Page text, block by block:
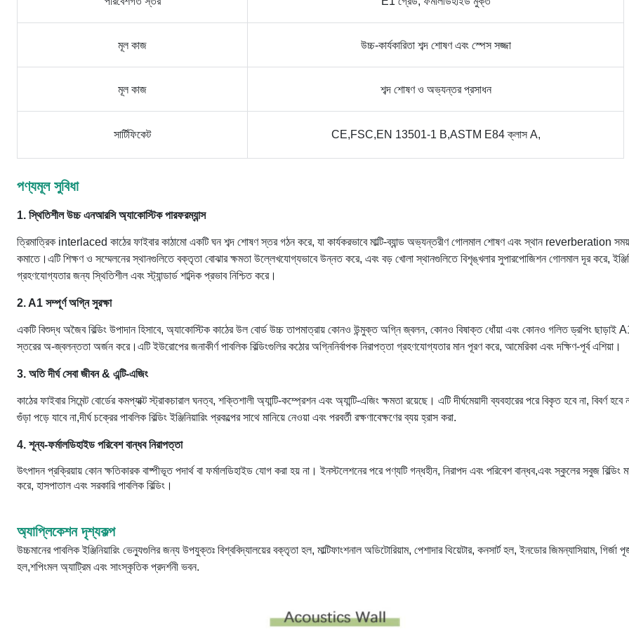
মূল কাজ উচ্চ-কার্যকারিতা শব্দ শোষণ এবং স্পেস সজ্জা
মূল কাজ শব্দ শোষণ ও অভ্যন্তর প্রসাধন
সার্টিফিকেট CE,FSC,EN 13501-1 B,ASTM E84 ক্লাস A,
পণ্যমূল সুবিধা
1. স্থিতিশীল উচ্চ এনআরসি অ্যাকোস্টিক পারফরম্যান্স
ত্রিমাত্রিক interlaced কাঠের ফাইবার কাঠামো একটি ঘন শব্দ শোষণ স্তর গঠন করে, যা কার্যকরভাবে মাল্টি-ব্যান্ড অভ্যন্তরীণ গোলমাল শোষণ এবং স্থান reverberation সময়
কমাতে।এটি শিক্ষণ ও সম্মেলনের স্থানগুলিতে বক্তৃতা বোঝার ক্ষমতা উল্লেখযোগ্যভাবে উন্নত করে, এবং বড় খোলা স্থানগুলিতে বিশৃঙ্খলার সুপারপোজিশন গোলমাল দূর করে,
গ্রহণযোগ্যতার জন্য স্থিতিশীল এবং স্ট্যান্ডার্ড শাব্দিক প্রভাব নিশ্চিত করে।
2. A1 সম্পূর্ণ অগ্নি সুরক্ষা
একটি বিশুদ্ধ অজৈব বিল্ডিং উপাদান হিসাবে, অ্যাকোস্টিক কাঠের উল বোর্ড উচ্চ তাপমাত্রায় কোনও উন্মুক্ত অগ্নি জ্বলন, কোনও বিষাক্ত ধোঁয়া এবং কোনও গলিত ড্রপিং ছাড়াই
স্তরের অ-জ্বলন্ততা অর্জন করে।এটি ইউরোপের জনাকীর্ণ পাবলিক বিল্ডিংগুলির কঠোর অগ্নিনির্বাপক নিরাপত্তা গ্রহণযোগ্যতার মান পূরণ করে, আমেরিকা এবং দক্ষিণ-পূর্ব এশিয়া।
3. অতি দীর্ঘ সেবা জীবন & এন্টি-এজিং
কাঠের ফাইবার সিমেন্ট বোর্ডের কমপ্যাক্ট স্ট্রাকচারাল ঘনত্ব, শক্তিশালী অ্যান্টি-কম্প্রেশন এবং অ্যান্টি-এজিং ক্ষমতা রয়েছে। এটি দীর্ঘমেয়াদী ব্যবহারের পরে বিকৃত হবে না, বিবর্ণ হবে
গুঁড়া পড়ে যাবে না,দীর্ঘ চক্রের পাবলিক বিল্ডিং ইঞ্জিনিয়ারিং প্রকল্পের সাথে মানিয়ে নেওয়া এবং পরবর্তী রক্ষণাবেক্ষণের ব্যয় হ্রাস করা.
4. শূন্য-ফর্মালডিহাইড পরিবেশ বান্ধব নিরাপত্তা
উৎপাদন প্রক্রিয়ায় কোন ক্ষতিকারক বাষ্পীভূত পদার্থ বা ফর্মালডিহাইড যোগ করা হয় না। ইনস্টলেশনের পরে পণ্যটি গন্ধহীন, নিরাপদ এবং পরিবেশ বান্ধব,এবং স্কুলের সবুজ বিল্ডিং
করে, হাসপাতাল এবং সরকারি পাবলিক বিল্ডিং।
অ্যাপ্লিকেশন দৃশ্যকল্প
উচ্চমানের পাবলিক ইঞ্জিনিয়ারিং ভেন্যুগুলির জন্য উপযুক্তঃ বিশ্ববিদ্যালয়ের বক্তৃতা হল, মাল্টিফাংশনাল অডিটোরিয়াম, পেশাদার থিয়েটার, কনসার্ট হল, ইনডোর জিমন্যাসিয়াম, গির্জা
হল,শপিংমল অ্যাট্রিম এবং সাংস্কৃতিক প্রদর্শনী ভবন.